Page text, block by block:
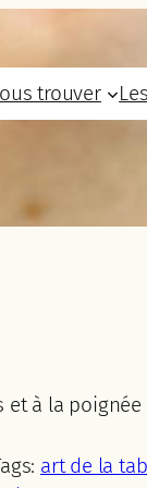
trouver
à la
art de la